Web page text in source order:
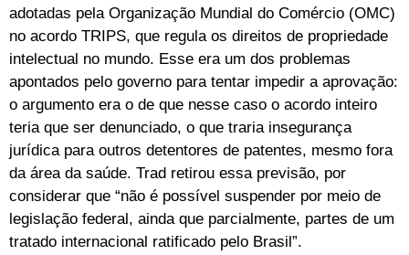
adotadas pela Organização Mundial do Comércio (OMC)
no acordo TRIPS, que regula os direitos de propriedade
intelectual no mundo. Esse era um dos problemas
apontados pelo governo para tentar impedir a aprovação:
o argumento era o de que nesse caso o acordo inteiro
teria que ser denunciado, o que traria insegurança
jurídica para outros detentores de patentes, mesmo fora
da área da saúde. Trad retirou essa previsão, por
considerar que “não é possível suspender por meio de
legislação federal, ainda que parcialmente, partes de um
tratado internacional ratificado pelo Brasil”.